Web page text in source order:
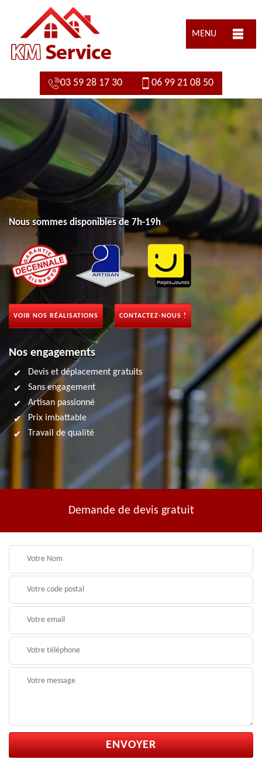
MENU
03 59 28 17 30 06 99 21 08 50
Nous sommes disponibles de 7h-19h
VOIR NOS RÉALISATIONS CONTACTEZ-NOUS !
Nos engagements
Devis et déplacement gratuits
Sans engagement
Artisan passionné
Prix imbattable
Travail de qualité
Demande de devis gratuit